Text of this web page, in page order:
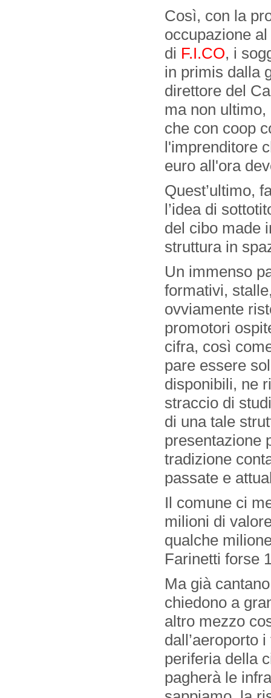
Così, con la
occupazione
di F.I.CO, i
in primis dalla
direttore del
ma non ultimo,
che con coop
l'imprenditore
euro all'ora
Quest’ultimo,
l’idea di
del cibo made
struttura in
Un immenso
formativi,
ovviamente
promotori
cifra, così
pare essere
disponibili, ne
straccio di
di una tale
presentazione
tradizione
passate e
Il comune ci
milioni di
qualche
Farinetti forse
Ma già
chiedono a
altro mezzo
dall’aeroporto
periferia della
pagherà le